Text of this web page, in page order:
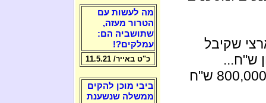
שקיבל
לא חוקרים איך הגיע דוד אבוחצירא ל 800,000,000 ש"ח
מה לעשות עם
הטרור מעזה,
שתושביה הם:
עמלקים?!
כ"ט באייר/ 11.5.21
ביבי מוכן להקים
ממשלה שנשענת